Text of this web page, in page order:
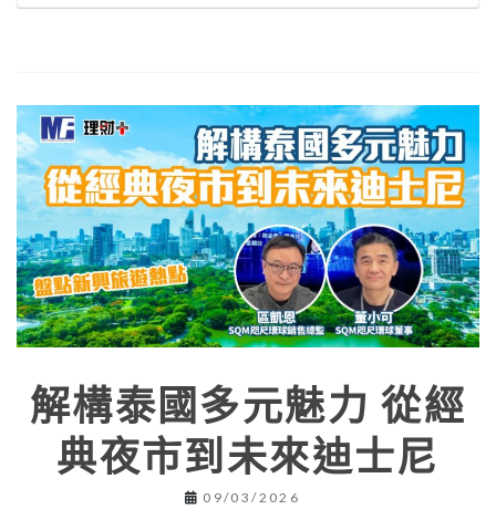
解構泰國多元魅力 從經
典夜市到未來迪士尼
09/03/2026